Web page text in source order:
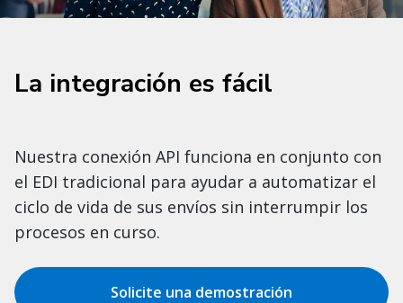
La integración es fácil
Nuestra conexión API funciona en conjunto con
el EDI tradicional para ayudar a automatizar el
ciclo de vida de sus envíos sin interrumpir los
procesos en curso.
Solicite una demostración